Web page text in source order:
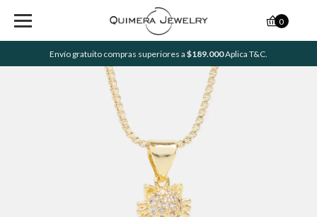
Envío gratuito compras superiores a $189.000Aplica T&C.
0